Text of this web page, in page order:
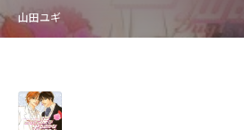
山田ユギ